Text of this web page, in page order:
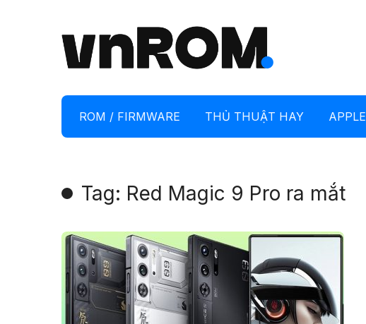
ROM / FIRMWARE THỦ THUẬT HAY APPLE
Tag: Red Magic 9 Pro ra mắt